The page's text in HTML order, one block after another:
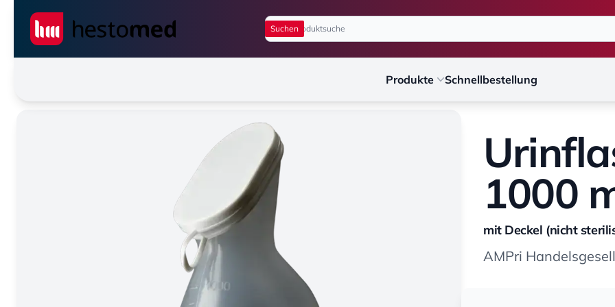
Seiwert GmbH
Produkte Schnellbestellung
1000
mit Deckel (nicht
AMPri